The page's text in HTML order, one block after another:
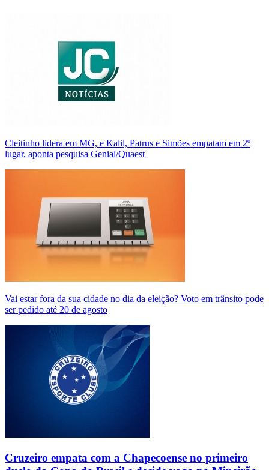
Cleitinho lidera em MG, e Kalil, Patrus e Simões empatam em 2º
lugar, aponta pesquisa Genial/Quaest
Vai estar fora da sua cidade no dia da eleição? Voto em trânsito pode
ser pedido até 20 de agosto
Cruzeiro empata com a Chapecoense no primeiro